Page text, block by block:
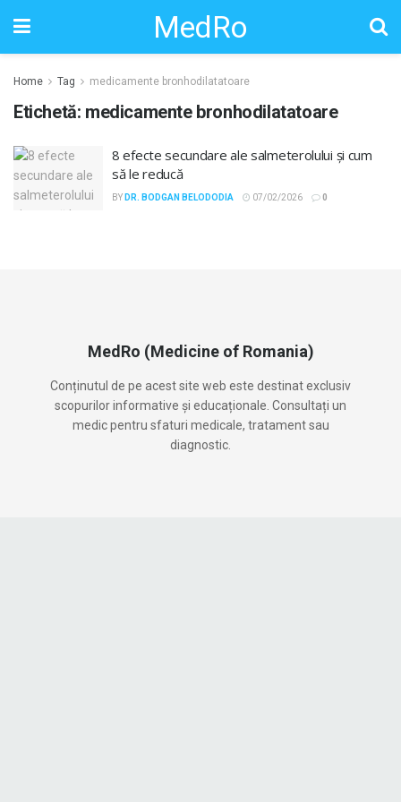
MedRo
Home Tag medicamente bronhodilatatoare
Etichetă: medicamente bronhodilatatoare
8 efecte secundare ale salmeterolului și cum
să le reducă
BY DR. BODGAN BELODODIA 07/02/2026 0
MedRo (Medicine of Romania)
Conținutul de pe acest site web este destinat exclusiv
scopurilor informative și educaționale. Consultați un
medic pentru sfaturi medicale, tratament sau
diagnostic.